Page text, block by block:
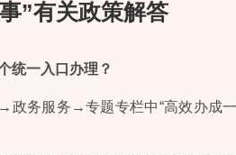
”有关政策解答
统一入口办理？
政务服务→专题专栏中“高效办成